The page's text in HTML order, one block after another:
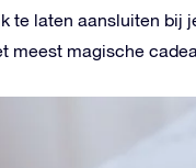
te laten aansluiten bij
meest magische